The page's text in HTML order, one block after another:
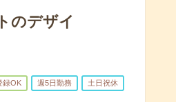
のデザイ
録OK 週5日勤務 土日祝休